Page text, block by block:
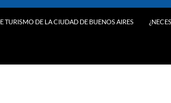
TURISMO DE LA CIUDAD DE BUENOS AIRES